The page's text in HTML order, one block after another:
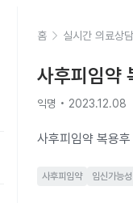
홈 실시간 의료상담
사후피임약
익명 • 2023.12.08
사후피임약 복용
사후피임약 임신가능성